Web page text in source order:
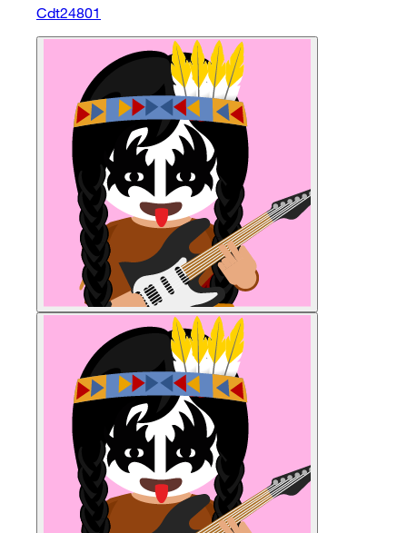
Cdt24801